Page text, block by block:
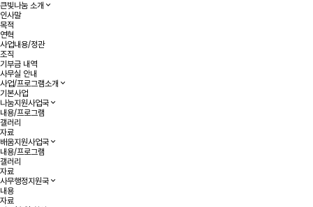
큰빛나눔 소개
인사말
목적
연혁
사업내용/정관
조직
기부금 내역
사무실 안내
사업/프로그램소개
기본사업
나눔지원사업국
내용/프로그램
갤러리
자료
배움지원사업국
내용/프로그램
갤러리
자료
사무행정지원국
내용
자료